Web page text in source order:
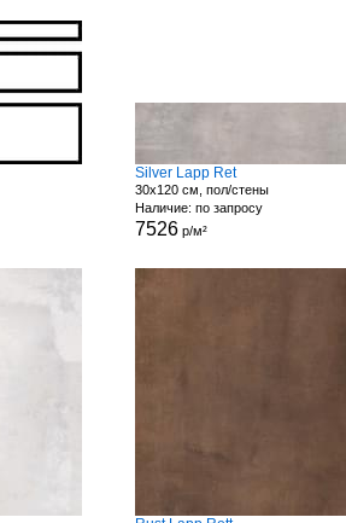
Silver Lapp Ret
30x120 см, пол/стены
Наличие: по запросу
7526р/м²